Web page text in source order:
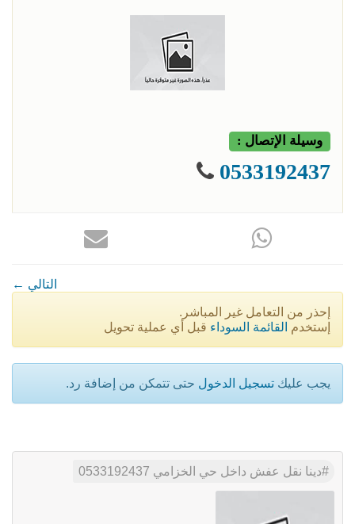
وسيلة الإتصال :
0533192437
← التالي
إحذر من التعامل غير المباشر.
إستخدم القائمة السوداء قبل أي عملية تحويل
يجب عليك تسجيل الدخول حتى تتمكن من إضافة رد.
دينا نقل عفش داخل حي الخزامي 0533192437